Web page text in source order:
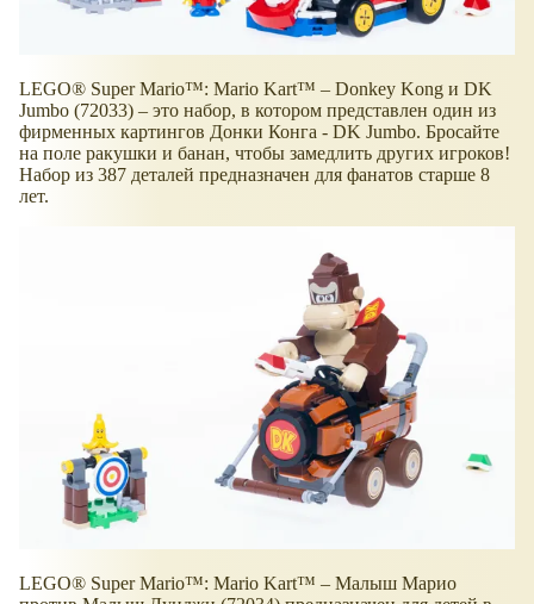
LEGO® Super Mario™: Mario Kart™ – Donkey Kong и DK
Jumbo (72033) – это набор, в котором представлен один из
фирменных картингов Донки Конга - DK Jumbo. Бросайте
на поле ракушки и банан, чтобы замедлить других игроков!
Набор из 387 деталей предназначен для фанатов старше 8
лет.
LEGO® Super Mario™: Mario Kart™ – Малыш Марио